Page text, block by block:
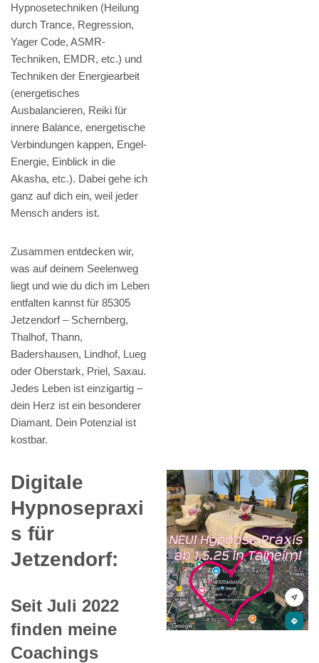
Hypnosetechniken (Heilung
durch Trance, Regression,
Yager Code, ASMR-
Techniken, EMDR, etc.) und
Techniken der Energiearbeit
(energetisches
Ausbalancieren, Reiki für
innere Balance, energetische
Verbindungen kappen, Engel-
Energie, Einblick in die
Akasha, etc.). Dabei gehe ich
ganz auf dich ein, weil jeder
Mensch anders ist.
Zusammen entdecken wir,
was auf deinem Seelenweg
liegt und wie du dich im Leben
entfalten kannst für 85305
Jetzendorf – Schernberg,
Thalhof, Thann,
Badershausen, Lindhof, Lueg
oder Oberstark, Priel, Saxau.
Jedes Leben ist einzigartig –
dein Herz ist ein besonderer
Diamant. Dein Potenzial ist
kostbar.
Digitale
Hypnosepraxi
s für
Jetzendorf:
Seit Juli 2022
finden meine
Coachings